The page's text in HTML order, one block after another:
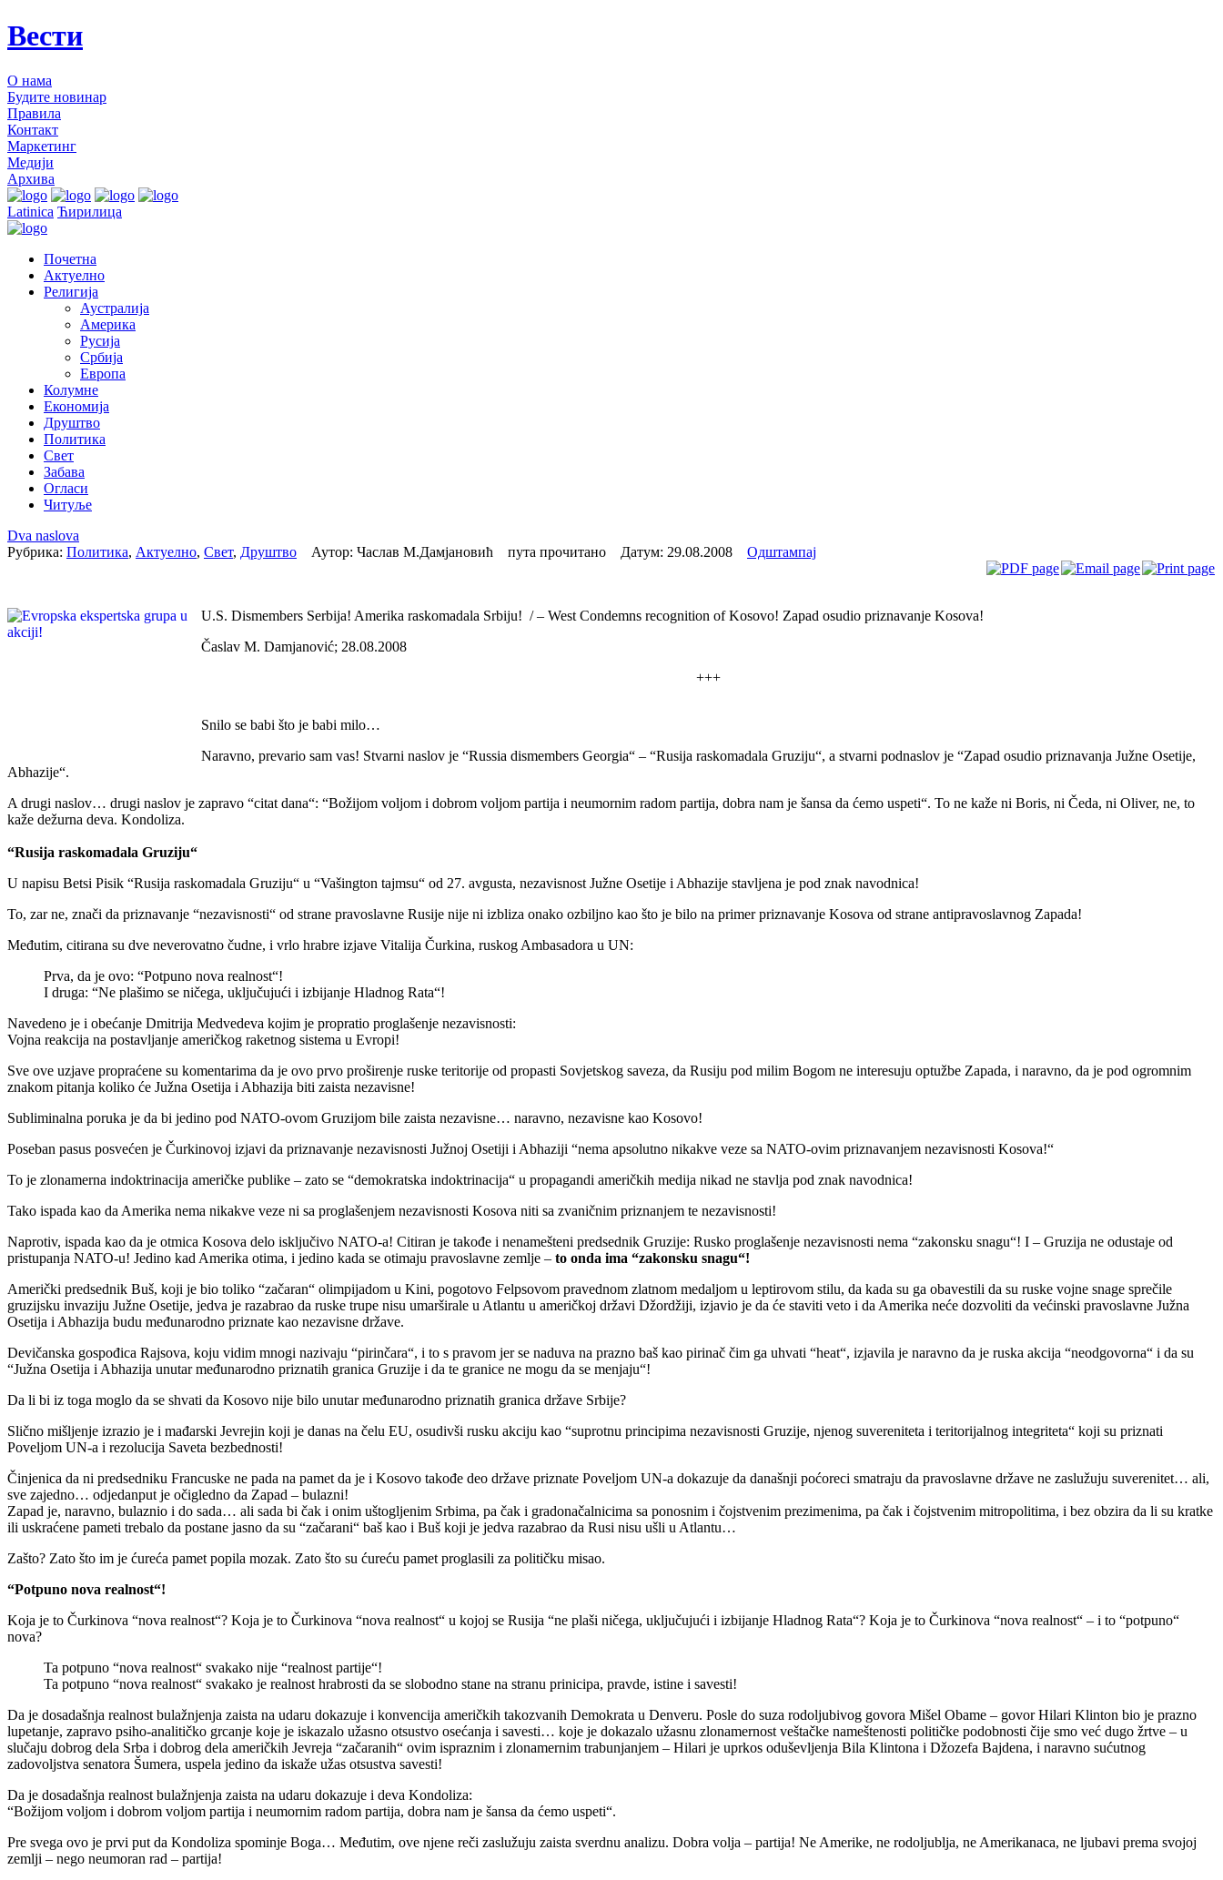
Вести
О нама
Будите новинар
Правила
Контакт
Маркетинг
Медији
Архива
Latinica Ћирилица
Почетна
Актуелно
Религија
Аустралија
Америка
Русија
Србија
Европа
Колумне
Економија
Друштво
Политика
Свет
Забава
Огласи
Читуље
Dva naslova
Рубрика: Политика, Актуелно, Свет, Друштво Аутор: Часлав М.Дамјановић пута прочитано Датум: 29.08.2008 Одштампај
U.S. Dismembers Serbija! Amerika raskomadala Srbiju! / – West Condemns recognition of Kosovo! Zapad osudio priznavanje Kosova!
Časlav M. Damjanović; 28.08.2008
+++
Snilo se babi što je babi milo…
Naravno, prevario sam vas! Stvarni naslov je “Russia dismembers Georgia“ – “Rusija raskomadala Gruziju“, a stvarni podnaslov je “Zapad osudio priznavanja Južne Osetije,
Abhazije“.
A drugi naslov… drugi naslov je zapravo “citat dana“: “Božijom voljom i dobrom voljom partija i neumornim radom partija, dobra nam je šansa da ćemo uspeti“. To ne kaže ni Boris, ni Čeda, ni Oliver, ne, to
kaže dežurna deva. Kondoliza.
“Rusija raskomadala Gruziju“
U napisu Betsi Pisik “Rusija raskomadala Gruziju“ u “Vašington tajmsu“ od 27. avgusta, nezavisnost Južne Osetije i Abhazije stavljena je pod znak navodnica!
To, zar ne, znači da priznavanje “nezavisnosti“ od strane pravoslavne Rusije nije ni izbliza onako ozbiljno kao što je bilo na primer priznavanje Kosova od strane antipravoslavnog Zapada!
Međutim, citirana su dve neverovatno čudne, i vrlo hrabre izjave Vitalija Čurkina, ruskog Ambasadora u UN:
Prva, da je ovo: “Potpuno nova realnost“!
I druga: “Ne plašimo se ničega, uključujući i izbijanje Hladnog Rata“!
Navedeno je i obećanje Dmitrija Medvedeva kojim je propratio proglašenje nezavisnosti:
Vojna reakcija na postavljanje američkog raketnog sistema u Evropi!
Sve ove uzjave propraćene su komentarima da je ovo prvo proširenje ruske teritorije od propasti Sovjetskog saveza, da Rusiju pod milim Bogom ne interesuju optužbe Zapada, i naravno, da je pod ogromnim
znakom pitanja koliko će Južna Osetija i Abhazija biti zaista nezavisne!
Subliminalna poruka je da bi jedino pod NATO-ovom Gruzijom bile zaista nezavisne… naravno, nezavisne kao Kosovo!
Poseban pasus posvećen je Čurkinovoj izjavi da priznavanje nezavisnosti Južnoj Osetiji i Abhaziji “nema apsolutno nikakve veze sa NATO-ovim priznavanjem nezavisnosti Kosova!“
To je zlonamerna indoktrinacija američke publike – zato se “demokratska indoktrinacija“ u propagandi američkih medija nikad ne stavlja pod znak navodnica!
Tako ispada kao da Amerika nema nikakve veze ni sa proglašenjem nezavisnosti Kosova niti sa zvaničnim priznanjem te nezavisnosti!
Naprotiv, ispada kao da je otmica Kosova delo isključivo NATO-a! Citiran je takođe i nenamešteni predsednik Gruzije: Rusko proglašenje nezavisnosti nema “zakonsku snagu“! I – Gruzija ne odustaje od
pristupanja NATO-u! Jedino kad Amerika otima, i jedino kada se otimaju pravoslavne zemlje – to onda ima “zakonsku snagu“!
Američki predsednik Buš, koji je bio toliko “začaran“ olimpijadom u Kini, pogotovo Felpsovom pravednom zlatnom medaljom u leptirovom stilu, da kada su ga obavestili da su ruske vojne snage sprečile
gruzijsku invaziju Južne Osetije, jedva je razabrao da ruske trupe nisu umarširale u Atlantu u američkoj državi Džordžiji, izjavio je da će staviti veto i da Amerika neće dozvoliti da većinski pravoslavne Južna
Osetija i Abhazija budu međunarodno priznate kao nezavisne države.
Devičanska gospođica Rajsova, koju vidim mnogi nazivaju “pirinčara“, i to s pravom jer se naduva na prazno baš kao pirinač čim ga uhvati “heat“, izjavila je naravno da je ruska akcija “neodgovorna“ i da su
“Južna Osetija i Abhazija unutar međunarodno priznatih granica Gruzije i da te granice ne mogu da se menjaju“!
Da li bi iz toga moglo da se shvati da Kosovo nije bilo unutar međunarodno priznatih granica države Srbije?
Slično mišljenje izrazio je i mađarski Jevrejin koji je danas na čelu EU, osudivši rusku akciju kao “suprotnu principima nezavisnosti Gruzije, njenog suvereniteta i teritorijalnog integriteta“ koji su priznati
Poveljom UN-a i rezolucija Saveta bezbednosti!
Činjenica da ni predsedniku Francuske ne pada na pamet da je i Kosovo takođe deo države priznate Poveljom UN-a dokazuje da današnji poćoreci smatraju da pravoslavne države ne zaslužuju suverenitet… ali,
sve zajedno… odjedanput je očigledno da Zapad – bulazni!
Zapad je, naravno, bulaznio i do sada… ali sada bi čak i onim uštogljenim Srbima, pa čak i gradonačalnicima sa ponosnim i čojstvenim prezimenima, pa čak i čojstvenim mitropolitima, i bez obzira da li su kratke
ili uskraćene pameti trebalo da postane jasno da su “začarani“ baš kao i Buš koji je jedva razabrao da Rusi nisu ušli u Atlantu…
Zašto? Zato što im je ćureća pamet popila mozak. Zato što su ćureću pamet proglasili za političku misao.
“Potpuno nova realnost“!
Koja je to Čurkinova “nova realnost“? Koja je to Čurkinova “nova realnost“ u kojoj se Rusija “ne plaši ničega, uključujući i izbijanje Hladnog Rata“? Koja je to Čurkinova “nova realnost“ – i to “potpuno“
nova?
Ta potpuno “nova realnost“ svakako nije “realnost partije“!
Ta potpuno “nova realnost“ svakako je realnost hrabrosti da se slobodno stane na stranu prinicipa, pravde, istine i savesti!
Da je dosadašnja realnost bulažnjenja zaista na udaru dokazuje i konvencija američkih takozvanih Demokrata u Denveru. Posle do suza rodoljubivog govora Mišel Obame – govor Hilari Klinton bio je prazno
lupetanje, zapravo psiho-analitičko grcanje koje je iskazalo užasno otsustvo osećanja i savesti… koje je dokazalo užasnu zlonamernost veštačke nameštenosti političke podobnosti čije smo već dugo žrtve – u
slučaju dobrog dela Srba i dobrog dela američkih Jevreja “začaranih“ ovim ispraznim i zlonamernim trabunjanjem – Hilari je uprkos oduševljenja Bila Klintona i Džozefa Bajdena, i naravno sućutnog
zadovoljstva senatora Šumera, uspela jedino da iskaže užas otsustva savesti!
Da je dosadašnja realnost bulažnjenja zaista na udaru dokazuje i deva Kondoliza:
“Božijom voljom i dobrom voljom partija i neumornim radom partija, dobra nam je šansa da ćemo uspeti“.
Pre svega ovo je prvi put da Kondoliza spominje Boga… Međutim, ove njene reči zaslužuju zaista sverdnu analizu. Dobra volja – partija! Ne Amerike, ne rodoljublja, ne Amerikanaca, ne ljubavi prema svojoj
zemlji – nego neumoran rad – partija!